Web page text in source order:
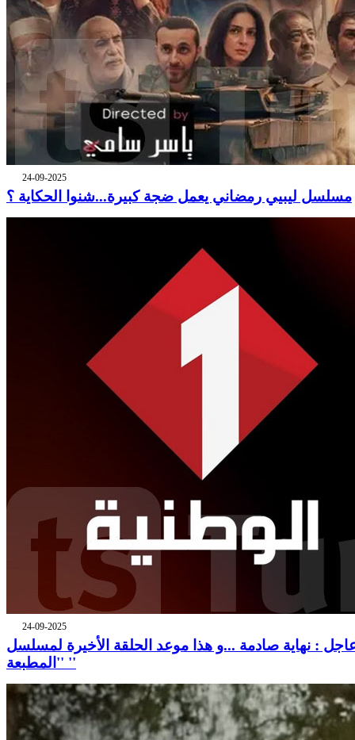
24-09-2025
مسلسل ليبيي رمضاني يعمل ضجة كبيرة...شنوا الحكاية ؟
24-09-2025
: نهاية صادمة ...و هذا موعد الحلقة الأخيرة لمسلسل
''المطبعة ''